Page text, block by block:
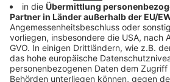
dem Album das erste Mal politisch.
sind keine politische Band. Aber
grad einfach unglaublich dringend.
wichtig und man kommt da gefühlt
mehr dran vorbei, das man sich da